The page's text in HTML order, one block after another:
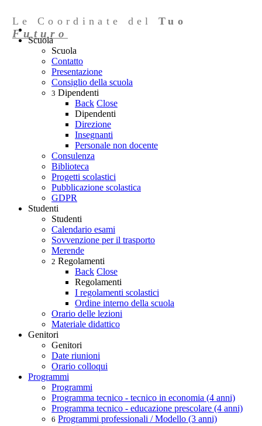
Le Coordinate delTuo
Futuro
Scuola
Scuola
Contatto
Presentazione
Consiglio della scuola
3 Dipendenti
Back Close
Dipendenti
Direzione
Insegnanti
Personale non docente
Consulenza
Biblioteca
Progetti scolastici
Pubblicazione scolastica
GDPR
Studenti
Studenti
Calendario esami
Sovvenzione per il trasporto
Merende
2 Regolamenti
Back Close
Regolamenti
I regolamenti scolastici
Ordine interno della scuola
Orario delle lezioni
Materiale didattico
Genitori
Genitori
Date riunioni
Orario colloqui
Programmi
Programmi
Programma tecnico - tecnico in economia (4 anni)
Programma tecnico - educazione prescolare (4 anni)
6 Programmi professionali / Modello (3 anni)